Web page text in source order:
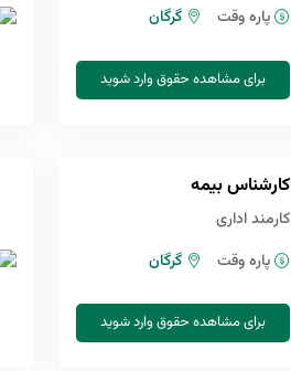
پاره وقت
گرگان
برای مشاهده حقوق وارد شوید
کارشناس بیمه
کارمند اداری
پاره وقت
گرگان
برای مشاهده حقوق وارد شوید